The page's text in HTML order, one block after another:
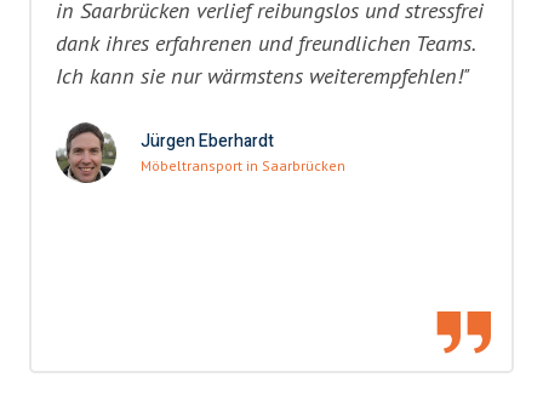
in Saarbrücken verlief reibungslos und stressfrei
dank ihres erfahrenen und freundlichen Teams.
Ich kann sie nur wärmstens weiterempfehlen!"
Jürgen Eberhardt
Möbeltransport in Saarbrücken